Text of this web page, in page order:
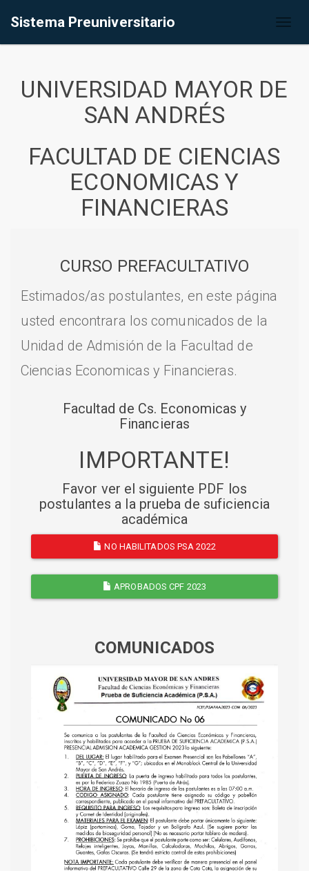
Sistema Preuniversitario
UNIVERSIDAD MAYOR DE
SAN ANDRÉS
FACULTAD DE CIENCIAS
ECONOMICAS Y
FINANCIERAS
CURSO PREFACULTATIVO
Estimados/as postulantes, en este página
usted encontrara los comunicados de la
Unidad de Admisión de la Facultad de
Ciencias Economicas y Financieras.
Facultad de Cs. Economicas y
Financieras
IMPORTANTE!
Favor ver el siguiente PDF los
postulantes a la prueba de suficiencia
académica
NO HABILITADOS PSA 2022
APROBADOS CPF 2023
COMUNICADOS